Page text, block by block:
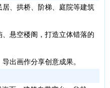
、拱桥、阶梯、庭院等建筑
悬空楼阁，打造立体错落的
出画作分享创意成果。